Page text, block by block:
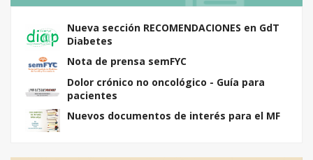
Nueva sección RECOMENDACIONES en GdT
Diabetes
Nota de prensa semFYC
Dolor crónico no oncológico - Guía para
pacientes
Nuevos documentos de interés para el MF